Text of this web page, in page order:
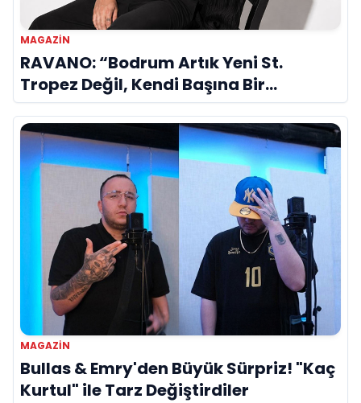
MAGAZİN
RAVANO: “Bodrum Artık Yeni St.
Tropez Değil, Kendi Başına Bir
Referans”
MAGAZİN
Bullas & Emry'den Büyük Sürpriz! "Kaç
Kurtul" ile Tarz Değiştirdiler